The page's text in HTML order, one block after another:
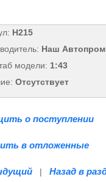
Н215
Наш Автопром
модели: 1:43
Отсутствует
о поступлении
в отложенные
| Назад в